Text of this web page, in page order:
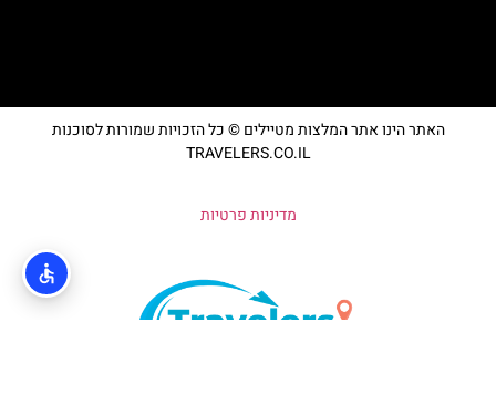
האתר הינו אתר המלצות מטיילים © כל הזכויות שמורות לסוכנות
TRAVELERS.CO.IL
מדיניות פרטיות